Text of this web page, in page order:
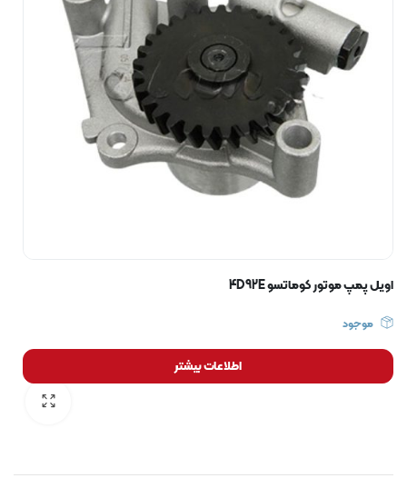
اویل پمپ موتور کوماتسو 4D92E
موجود
اطلاعات بیشتر